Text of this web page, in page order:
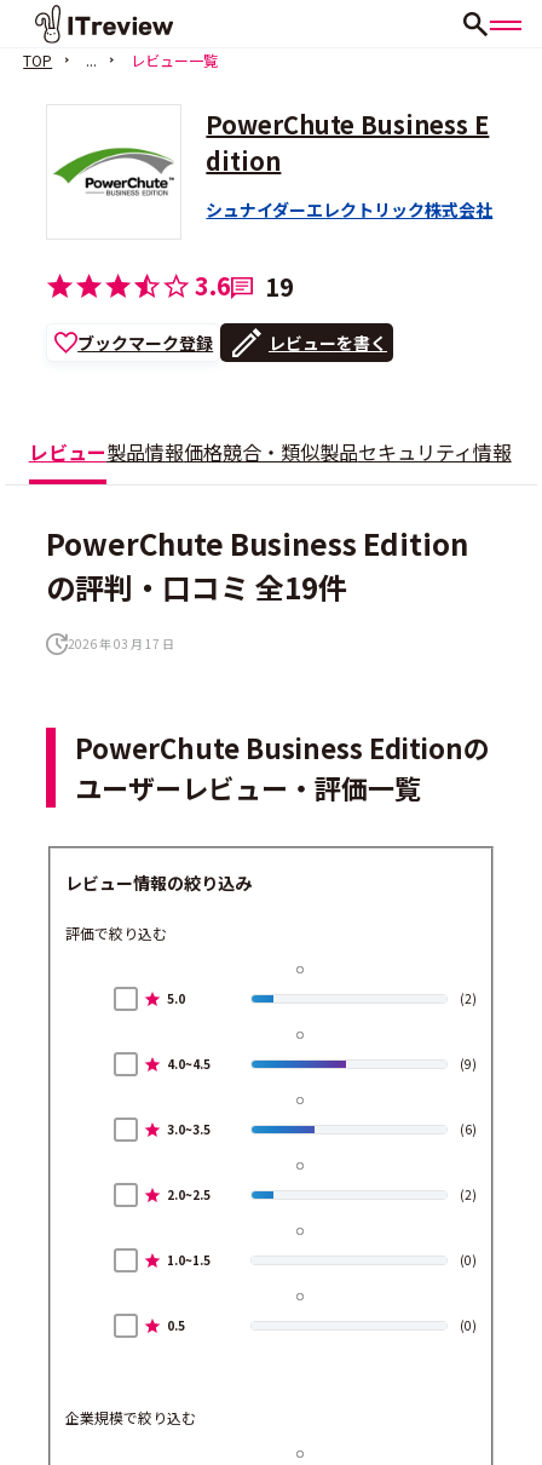
TOP ... レビュー一覧
PowerChute Business E
dition
シュナイダーエレクトリック株式会社
3.6 19
ブックマーク登録 レビューを書く
レビュー製品情報価格競合・類似製品セキュリティ情報
PowerChute Business Edition
の評判・口コミ 全19件
2026 年 03 月 17 日
PowerChute Business Editionの
ユーザーレビュー・評価一覧
レビュー情報の絞り込み
評価で絞り込む
5.0 (2)
4.0~4.5 (9)
3.0~3.5 (6)
2.0~2.5 (2)
1.0~1.5 (0)
0.5 (0)
企業規模で絞り込む